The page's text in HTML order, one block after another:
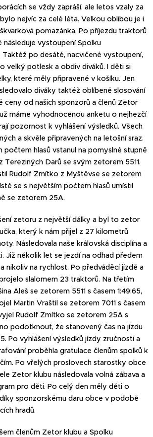
se vždy zapráší, ale letos vzaly za
nejvíc za celé léta. Velkou oblibou je i
pomazánka. Po příjezdu traktorů
následuje vystoupení Spolku
Taktéž po desáté, nacvičené vystoupení,
velký potlesk a obdiv diváků. I děti si
které měly připravené v košíku. Jen
diváky taktéž oblíbené slosování
ceny od našich sponzorů a členů Zetor
máme vyhodnocenou anketu o nejhezčí
pozornost k vyhlášení výsledků. Všech
a skvěle připravených na letošní sraz.
počtem hlasů vstanul na pomyslné stupně
Tereziných Darů se svým zetorem 5511.
Rudolf Zmítko z Myštěvse se zetorem
se s největším počtem hlasů umístil
se zetorem 25A.
zetoru z největší dálky a byl to zetor
který k nám přijel z 27 kilometrů
Následovala naše královská disciplína a
Již několik let se jezdí na odhad předem
nikoliv na rychlost. Po předváděcí jízdě a
slalomem 23 traktorů. Na třetím
Aleš se zetorem 5511 s časem 1:49:65,
Martin Vraštil se zetorem 7011 s časem
Rudolf Zmítko se zetorem 25A s
podotknout, že stanovený čas na jízdu
Po vyhlášení výsledků jízdy zručnosti a
proběhla gratulace členům spolků k
Po vřelých proslovech starostky obce
Zetor klubu následovala volná zábava a
pro děti. Po celý den měly děti o
sponzorskému daru obce v podobě
hradů.
členům Zetor klubu a Spolku